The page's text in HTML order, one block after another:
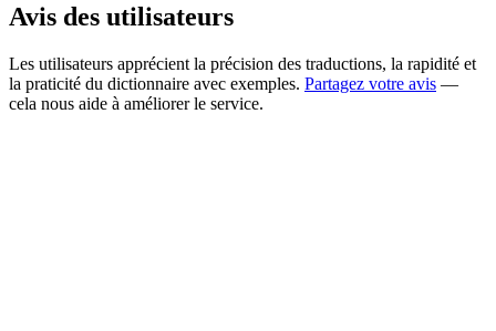
Avis des utilisateurs
Les utilisateurs apprécient la précision des traductions, la rapidité et
la praticité du dictionnaire avec exemples. Partagez votre avis —
cela nous aide à améliorer le service.